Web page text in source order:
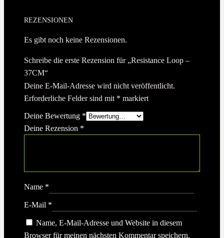
REZENSIONEN
Es gibt noch keine Rezensionen.
Schreibe die erste Rezension für „Resistance Loop –
37CM“
Deine E-Mail-Adresse wird nicht veröffentlicht.
Erforderliche Felder sind mit * markiert
Deine Bewertung *
Deine Rezension *
Name *
E-Mail *
Name, E-Mail-Adresse und Website in diesem
Browser für meinen nächsten Kommentar speichern.